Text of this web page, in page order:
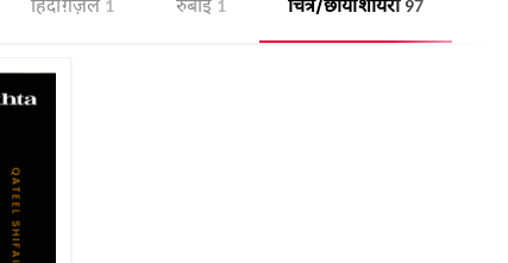
हिंदी ग़ज़ल 1 रुबाई 1 चित्र/छाया शायरी 97